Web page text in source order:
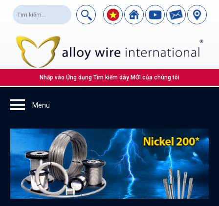
Nhấp vào Ứng dụng Tìm kiếm dây MỚI của chúng tôi